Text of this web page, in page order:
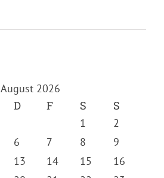
August 2026
D F S S
1
2
6 7 8
9
13 14 15
16